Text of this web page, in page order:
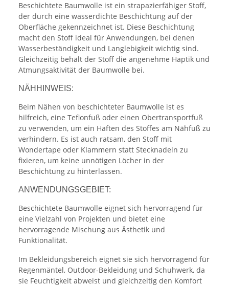
Beschichtete Baumwolle ist ein strapazierfähiger Stoff,
der durch eine wasserdichte Beschichtung auf der
Oberfläche gekennzeichnet ist. Diese Beschichtung
macht den Stoff ideal für Anwendungen, bei denen
Wasserbeständigkeit und Langlebigkeit wichtig sind.
Gleichzeitig behält der Stoff die angenehme Haptik und
Atmungsaktivität der Baumwolle bei.
NÄHHINWEIS:
Beim Nähen von beschichteter Baumwolle ist es
hilfreich, eine Teflonfuß oder einen Obertransportfuß
zu verwenden, um ein Haften des Stoffes am Nähfuß zu
verhindern. Es ist auch ratsam, den Stoff mit
Wondertape oder Klammern statt Stecknadeln zu
fixieren, um keine unnötigen Löcher in der
Beschichtung zu hinterlassen.
ANWENDUNGSGEBIET:
Beschichtete Baumwolle eignet sich hervorragend für
eine Vielzahl von Projekten und bietet eine
hervorragende Mischung aus Ästhetik und
Funktionalität.
Im Bekleidungsbereich eignet sie sich hervorragend für
Regenmäntel, Outdoor-Bekleidung und Schuhwerk, da
sie Feuchtigkeit abweist und gleichzeitig den Komfort